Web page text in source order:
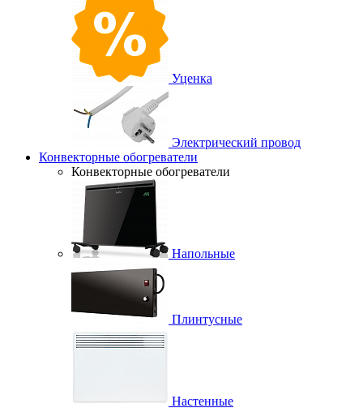
Уценка
Электрический провод
Конвекторные обогреватели
Конвекторные обогреватели
Напольные
Плинтусные
Настенные